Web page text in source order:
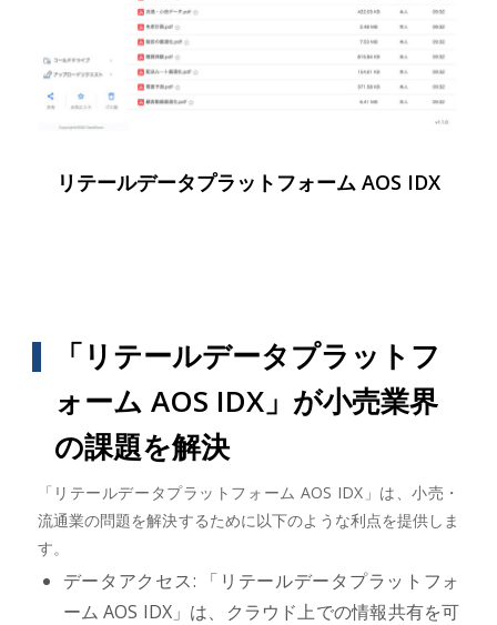
リテールデータプラットフォーム AOS IDX
「リテールデータプラットフ
ォーム AOS IDX」が小売業界
の課題を解決
「リテールデータプラットフォーム AOS IDX」は、小売・
流通業の問題を解決するために以下のような利点を提供しま
す。
データアクセス: 「リテールデータプラットフォ
ーム AOS IDX」は、クラウド上での情報共有を可